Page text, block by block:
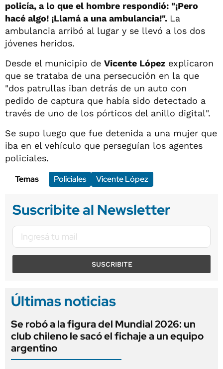
policía, a lo que el hombre respondió: "¡Pero
hacé algo! ¡Llamá a una ambulancia!". La
ambulancia arribó al lugar y se llevó a los dos
jóvenes heridos.
Desde el municipio de Vicente López explicaron
que se trataba de una persecución en la que
"dos patrullas iban detrás de un auto con
pedido de captura que había sido detectado a
través de uno de los pórticos del anillo digital".
Se supo luego que fue detenida a una mujer que
iba en el vehículo que perseguían los agentes
policiales.
Temas
Policiales Vicente López
Suscribite al Newsletter
SUSCRIBITE
Últimas noticias
Se robó a la figura del Mundial 2026: un
club chileno le sacó el fichaje a un equipo
argentino